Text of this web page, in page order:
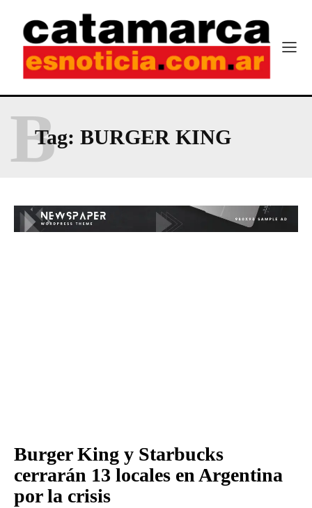
Tag: BURGER KING
B
Burger King y Starbucks
cerrarán 13 locales en Argentina
por la crisis